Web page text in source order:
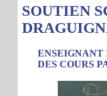
SOUTIEN
ENSEIGNANT
DES COURS